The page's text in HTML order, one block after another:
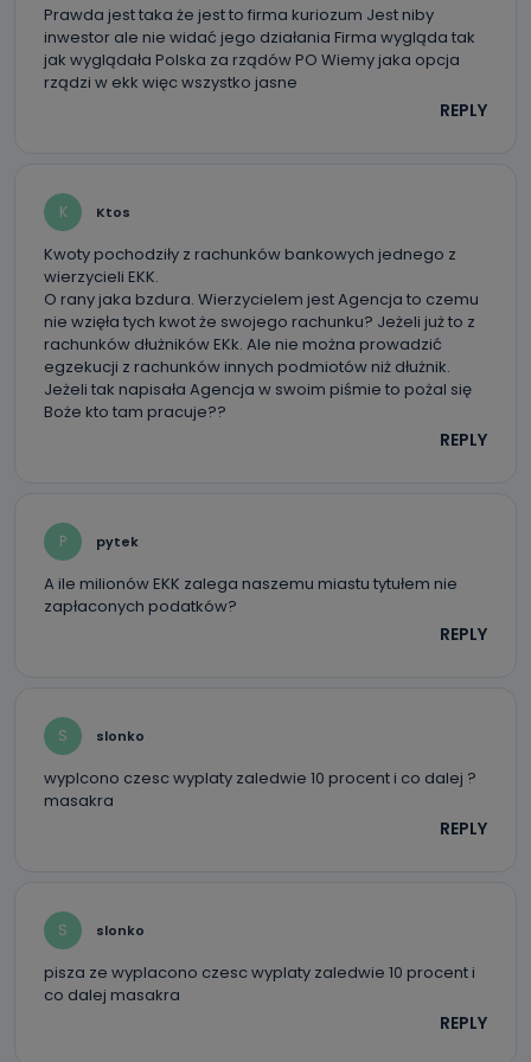
dotyczących Państwa oraz uzyskania ich kopii, a także
żądania ich sprostowania, usunięcia danych,
ograniczenia ich przetwarzania oraz prawo wniesienia
sprzeciwu wobec ich przetwarzania.
Do kiedy Państwa dane osobowe będą
przetwarzane na podstawie prawnie uzasadnionego celu
administratora – do momentu wniesienia sprzeciwu.
Jakie dane osobowe przetwarzamy?
Przetwarzane kategorie Państwa danych osobowych to
dane, które pochodzą bezpośrednio od Państwa (lub
zostały przekazane w Państwa imieniu) lub dane osobowe,
które zostały zebrane ze źródeł publicznie dostępnych, w
szczególności: imię i nazwisko, adres e-mail, telefon
kontaktowy, adres korespondencyjny. Odbiorcą Pastwa
danych osobowych są pracownicy i współpracownicy
oraz partnerzy wspomagający administratora w jego
biznesowej działalności.
Można to zrobić pod numerem telefonu 62 735-51-05 lub
e-mailowo pod adresem: poczta@tvproart.pl
Prawda jest taka że jest to firma kuriozum Jest niby
inwestor ale nie widać jego działania Firma wygląda tak
jak wyglądała Polska za rządów PO Wiemy jaka opcja
rządzi w ekk więc wszystko jasne
REPLY
K Ktos
Kwoty pochodziły z rachunków bankowych jednego z
wierzycieli EKK.
O rany jaka bzdura. Wierzycielem jest Agencja to czemu
nie wzięła tych kwot że swojego rachunku? Jeżeli już to z
rachunków dłużników EKk. Ale nie można prowadzić
egzekucji z rachunków innych podmiotów niż dłużnik.
Jeżeli tak napisała Agencja w swoim piśmie to pożal się
Boże kto tam pracuje??
REPLY
P pytek
A ile milionów EKK zalega naszemu miastu tytułem nie
zapłaconych podatków?
REPLY
S slonko
wyplcono czesc wyplaty zaledwie 10 procent i co dalej ?
masakra
REPLY
S slonko
pisza ze wyplacono czesc wyplaty zaledwie 10 procent i
co dalej masakra
REPLY